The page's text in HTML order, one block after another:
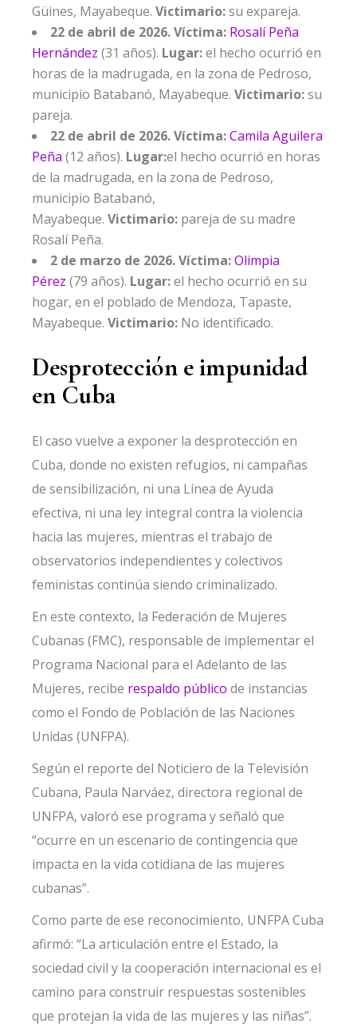
Güines, Mayabeque.Victimario:su expareja.
22 de abril de 2026. Víctima: Rosalí Peña
Hernández(31 años). Lugar:el hecho ocurrió en
horas de la madrugada, en la zona de Pedroso,
municipio Batabanó, Mayabeque.Victimario:su
pareja.
22 de abril de 2026. Víctima:Camila Aguilera
Peña (12 años). Lugar:el hecho ocurrió en horas
de la madrugada, en la zona de Pedroso,
municipio Batabanó,
Mayabeque.Victimario: pareja de su madre
Rosalí Peña.
2 de marzo de 2026. Víctima:Olimpia
Pérez(79 años). Lugar:el hecho ocurrió en su
hogar, en el poblado de Mendoza, Tapaste,
Mayabeque.Victimario: No identificado.
Desprotección e impunidad
en Cuba
El caso vuelve a exponer la desprotección en
Cuba, donde no existen refugios, ni campañas
de sensibilización, ni una Línea de Ayuda
efectiva, ni una ley integral contra la violencia
hacia las mujeres, mientras el trabajo de
observatorios independientes y colectivos
feministas continúa siendo criminalizado.
En este contexto, la Federación de Mujeres
Cubanas (FMC), responsable de implementar el
Programa Nacional para el Adelanto de las
Mujeres, recibe respaldo público de instancias
como el Fondo de Población de las Naciones
Unidas (UNFPA).
Según el reporte del Noticiero de la Televisión
Cubana, Paula Narváez, directora regional de
UNFPA, valoró ese programa y señaló que
“ocurre en un escenario de contingencia que
impacta en la vida cotidiana de las mujeres
cubanas”.
Como parte de ese reconocimiento, UNFPA Cuba
afirmó: “La articulación entre el Estado, la
sociedad civil y la cooperación internacional es el
camino para construir respuestas sostenibles
que protejan la vida de las mujeres y las niñas”.